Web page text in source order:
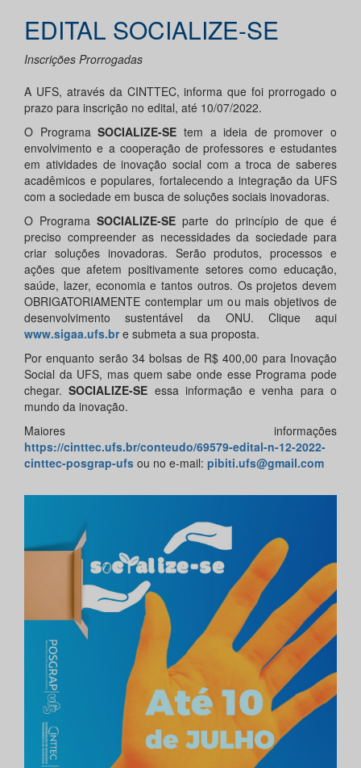
EDITAL SOCIALIZE-SE
Inscrições Prorrogadas
A UFS, através da CINTTEC, informa que foi prorrogado o
prazo para inscrição no edital, até 10/07/2022.
O ProgramaSOCIALIZE-SE tem a ideia de promover o
envolvimento e a cooperação de professores e estudantes
em atividades de inovação social com a troca de saberes
acadêmicos e populares, fortalecendo a integração da UFS
com a sociedade em busca de soluções sociais inovadoras.
O ProgramaSOCIALIZE-SE parte do princípio de que é
preciso compreender as necessidades da sociedade para
criar soluções inovadoras. Serão produtos, processos e
ações que afetem positivamente setores como educação,
saúde, lazer, economia e tantos outros. Os projetos devem
OBRIGATORIAMENTE contemplar um ou mais objetivos de
desenvolvimento sustentável da ONU. Clique aqui
www.sigaa.ufs.bre submeta a sua proposta.
Por enquanto serão 34 bolsas de R$ 400,00 para Inovação
Social da UFS, mas quem sabe onde esse Programa pode
chegar.SOCIALIZE-SE essa informação e venha para o
mundo da inovação.
Maiores informações
https://cinttec.ufs.br/conteudo/69579-edital-n-12-2022-
cinttec-posgrap-ufs ou no e-mail: pibiti.ufs@gmail.com